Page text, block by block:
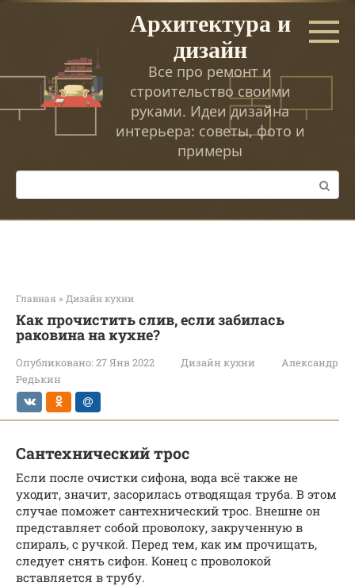
Перейти
Архитектура и
дизайн
Все про ремонт и
строительство своими
руками. Идеи дизайна
интерьера: советы, фото и
примеры
Поиск:
Главная » Дизайн кухни
Как прочистить слив, если забилась
раковина на кухне?
Опубликовано: 27 Янв 2022 Дизайн кухни
Александр
Редькин
Сантехнический трос
Если после очистки сифона, вода всё также не
уходит, значит, засорилась отводящая труба. В этом
случае поможет сантехнический трос. Внешне он
представляет собой проволоку, закрученную в
спираль, с ручкой. Перед тем, как им прочищать,
следует снять сифон. Конец с проволокой
вставляется в трубу.